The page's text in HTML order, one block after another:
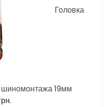
Головка
19мм